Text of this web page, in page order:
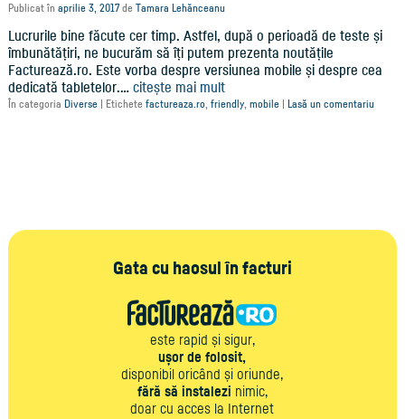
Publicat în aprilie 3, 2017 de Tamara Lehănceanu
Lucrurile bine făcute cer timp. Astfel, după o perioadă de teste și
îmbunătățiri, ne bucurăm să îți putem prezenta noutățile
Facturează.ro. Este vorba despre versiunea mobile și despre cea
dedicată tabletelor.… citește mai mult
În categoria Diverse | Etichete factureaza.ro, friendly, mobile | Lasă un comentariu
Gata cu haosul în facturi
este rapid și sigur,
ușor de folosit,
disponibil oricând și oriunde,
fără să instalezi nimic,
doar cu acces la Internet